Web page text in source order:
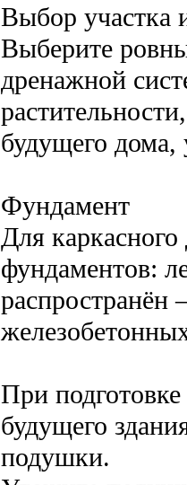
Выбор участка
Выберите
дренажной
будущего дома,
Фундамент
Для
фундаментов:
При
будущего
подушки.